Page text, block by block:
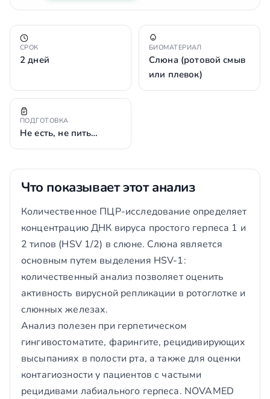
СРОК
2 дней
БИОМАТЕРИАЛ
Слюна (ротовой смыв
или плевок)
ПОДГОТОВКА
Не есть, не пить…
Что показывает этот анализ
Количественное ПЦР-исследование определяет
концентрацию ДНК вируса простого герпеса 1 и
2 типов (HSV 1/2) в слюне. Слюна является
основным путем выделения HSV-1:
количественный анализ позволяет оценить
активность вирусной репликации в ротоглотке и
слюнных железах.
Анализ полезен при герпетическом
гингивостоматите, фарингите, рецидивирующих
высыпаниях в полости рта, а также для оценки
контагиозности у пациентов с частыми
рецидивами лабиального герпеса. NOVAMED